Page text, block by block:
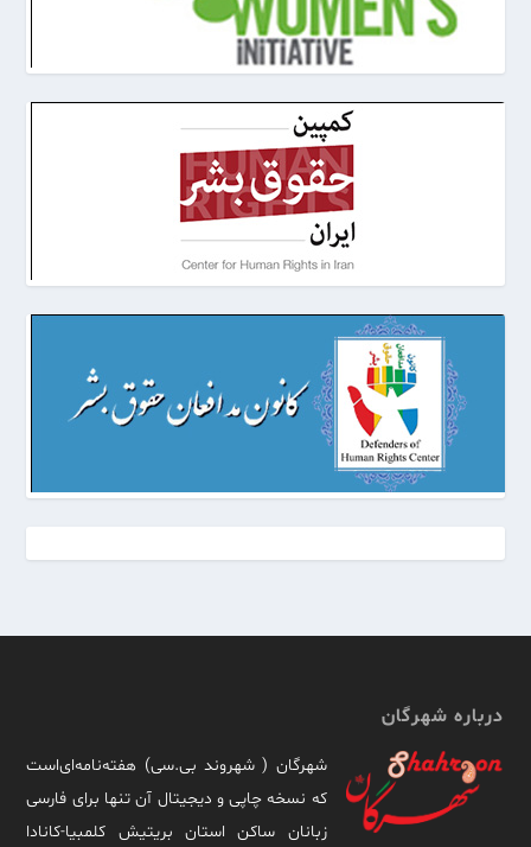
درباره شهرگان
شهرگان ( شهروند بی.سی) هفته‌نامه‌ای‌است
که نسخه چاپی و دیجیتال آن تنها برای فارسی
زبانان ساکن استان بریتیش کلمبیا-کانادا